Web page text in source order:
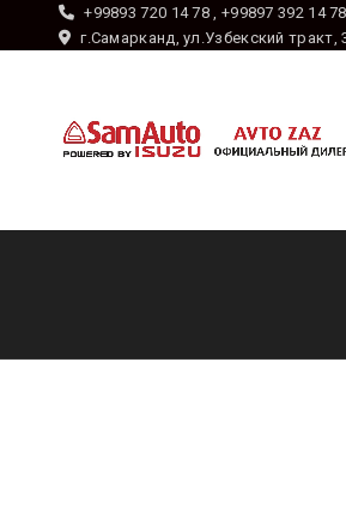
+99893 720 14 78 , +99897 392 14 78
г.Самарканд, ул.Узбекский тракт,